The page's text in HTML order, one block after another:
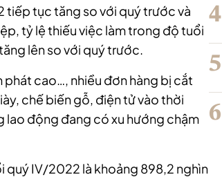
tục tăng so với quý trước và
tỷ lệ thiếu việc làm trong độ tuổi
lên so với quý trước.
phát cao…, nhiều đơn hàng bị cắt
chế biến gỗ, điện tử vào thời
lao động đang có xu hướng chậm
quý IV/2022 là khoảng 898,2 nghìn
4
5
6